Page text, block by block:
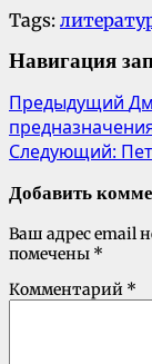
Tags:
Навигация
Предыдущий
Следующий:
Добавить
Ваш адрес email
помечены *
Комментарий *